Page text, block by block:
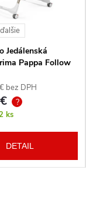
Jedálenská
Pappa Follow
bez DPH
?
ks
DETAIL